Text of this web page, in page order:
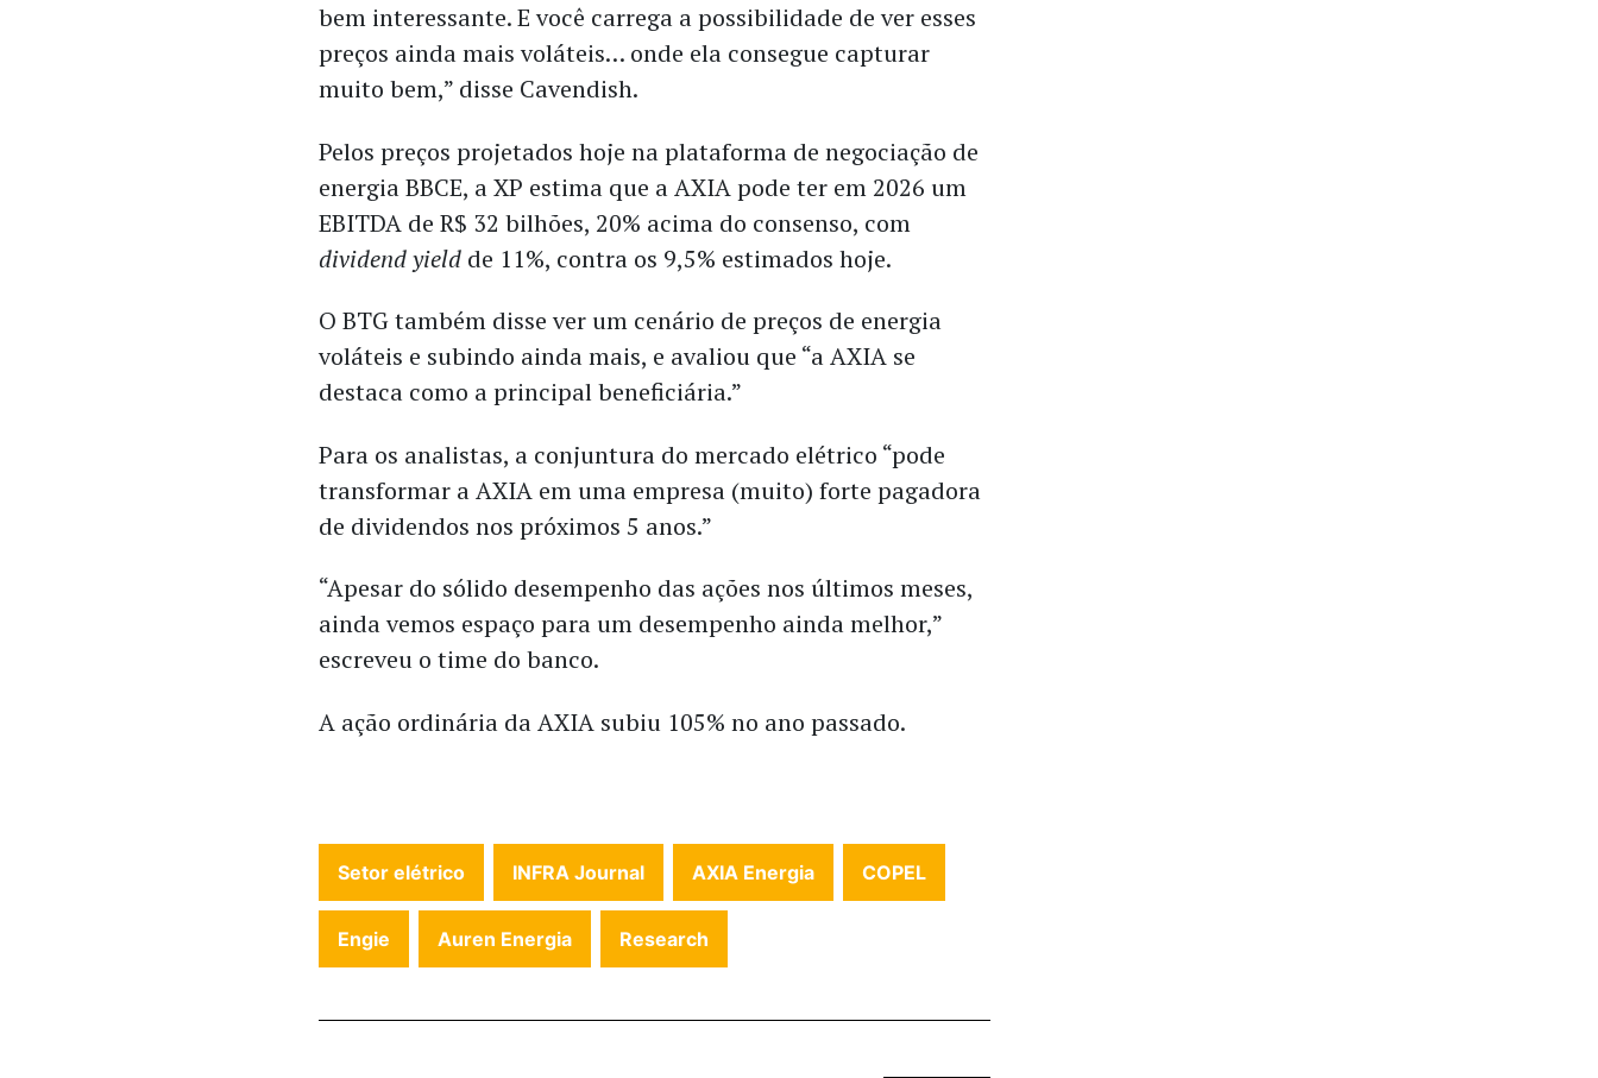
bem interessante. E você carrega a possibilidade de ver esses
preços ainda mais voláteis… onde ela consegue capturar
muito bem,” disse Cavendish.
Pelos preços projetados hoje na plataforma de negociação de
energia BBCE, a XP estima que a AXIA pode ter em 2026 um
EBITDA de R$ 32 bilhões, 20% acima do consenso, com
dividend yield de 11%, contra os 9,5% estimados hoje.
O BTG também disse ver um cenário de preços de energia
voláteis e subindo ainda mais, e avaliou que “a AXIA se
destaca como a principal beneficiária.”
Para os analistas, a conjuntura do mercado elétrico “pode
transformar a AXIA em uma empresa (muito) forte pagadora
de dividendos nos próximos 5 anos.”
“Apesar do sólido desempenho das ações nos últimos meses,
ainda vemos espaço para um desempenho ainda melhor,”
escreveu o time do banco.
A ação ordinária da AXIA subiu 105% no ano passado.
Setor elétrico INFRA Journal AXIA Energia COPEL
Engie Auren Energia Research